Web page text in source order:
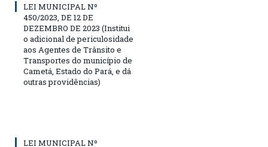
LEI MUNICIPAL Nº
450/2023, DE 12 DE
DEZEMBRO DE 2023 (Institui
o adicional de periculosidade
aos Agentes de Trânsito e
Transportes do município de
Cametá, Estado do Pará, e dá
outras providências)
LEI MUNICIPAL Nº